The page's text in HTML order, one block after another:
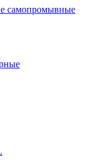
самопромывные